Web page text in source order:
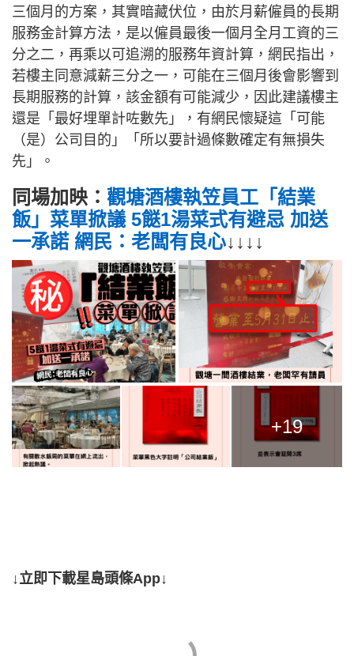
三個月的方案，其實暗藏伏位，由於月薪僱員的長期
服務金計算方法，是以僱員最後一個月全月工資的三
分之二，再乘以可追溯的服務年資計算，網民指出，
若樓主同意減薪三分之一，可能在三個月後會影響到
長期服務的計算，該金額有可能減少，因此建議樓主
還是「最好埋單計咗數先」，有網民懷疑這「可能
（是）公司目的」「所以要計過條數確定有無損失
先」。
同場加映： 觀塘酒樓執笠員工「結業
飯」菜單掀議 5餸1湯菜式有避忌 加送
一承諾 網民：老闆有良心↓↓↓↓
+19
↓立即下載星島頭條App↓